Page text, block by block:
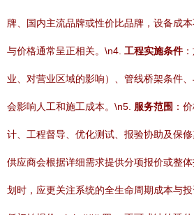
牌、国内主流品牌或性价比品牌，设备成
与价格通常呈正相关。\n4. 工程实施条件
业、对营业区域的影响）、管线桥架条件
会影响人工和施工成本。\n5. 服务范围 ：
计、工程督导、优化测试、报验协助及保
供应商会根据详细需求提供分项报价或整
划时，应更关注系统的全生命周期成本与